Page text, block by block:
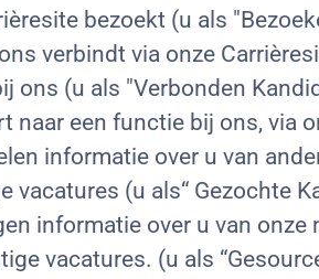
bezoekt (u als
verbindt via onze
ons (u als "Verbonden
naar een functie bij ons, via
informatie over u van
vacatures (u als“ Gezochte
informatie over u van
vacatures. (u als